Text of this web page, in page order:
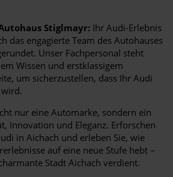
Stiglmayr: Ihr Audi-Erlebnis
das engagierte Team des Autohauses
Unser Fachpersonal steht
Wissen und erstklassigem
um sicherzustellen, dass Ihr Audi
nur eine Automarke, sondern ein
Innovation und Eleganz. Erforschen
in Aichach und erleben Sie, wie
auf eine neue Stufe hebt –
Stadt Aichach verdient.